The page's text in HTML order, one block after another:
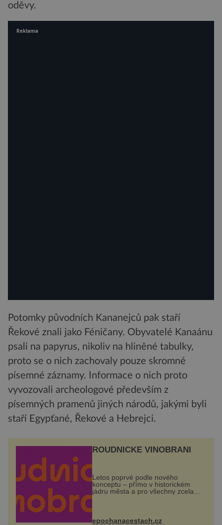
oděvy.
Potomky původních Kananejců pak staří
Řekové znali jako Féničany. Obyvatelé Kanaánu
psali na papyrus, nikoliv na hliněné tabulky,
proto se o nich zachovaly pouze skromné
písemné záznamy. Informace o nich proto
vyvozovali archeologové především z
písemných pramenů jiných národů, jakými byli
staří Egypťané, Řekové a Hebrejci.
ROUDNICKÉ VINOBRANÍ
Letos poprvé podle nového
konceptu – přímo v historickém
jádru města a pro všechny zcela
zdarma. Hlavní program se
náměstí. Návštěvníci se mohou těšit
na víno, burčák, pes...
epochanacestach.cz
Reklama